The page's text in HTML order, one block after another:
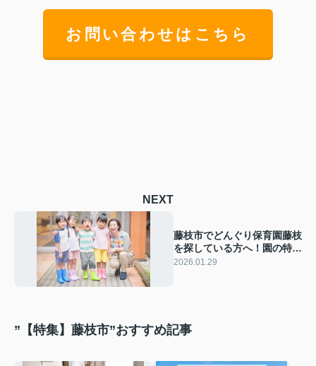
お問い合わせはこちら
NEXT
藤枝市でどんぐり保育園藤枝
を探している方へ！園の特徴
や概要もまとめてご紹介
2026.01.29
”【特集】藤枝市”おすすめ記事